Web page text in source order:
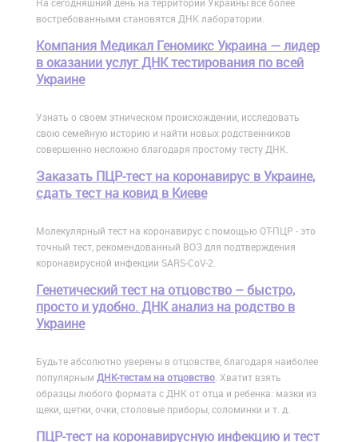
На сегодняшний день на территории Украины все более
востребованными становятся ДНК лаборатории.
Компания Медикал Геномикс Украина — лидер
в оказании услуг ДНК тестирования по всей
Украине
Узнать о своем этническом происхождении, исследовать
свою семейную историю и найти новых родственников
совершенно несложно благодаря простому тесту ДНК.
Заказать ПЦР-тест на коронавирус в Украине,
сдать тест на ковид в Киеве
Молекулярный тест на коронавирус с помощью ОТ-ПЦР - это
точный тест, рекомендованный ВОЗ для подтверждения
коронавирусной инфекции SARS-CoV-2.
Генетический тест на отцовство – быстро,
просто и удобно. ДНК анализ на родство в
Украине
Будьте абсолютно уверены в отцовстве, благодаря наиболее
популярным ДНК-тестам на отцовство. Хватит взять
образцы любого формата с ДНК от отца и ребенка: мазки из
щеки, щетки, очки, столовые приборы, соломинки и т. д.
ПЦР-тест на коронавирусную инфекцию и тест